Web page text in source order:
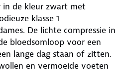
in de kleur zwart met
klasse 1
De lichte compressie in
bloedsomloop voor een
lange dag staan of zitten.
en vermoeide voeten